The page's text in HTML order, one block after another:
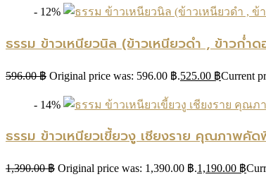
- 12%
ธรรม ข้าวเหนียวนิล (ข้าวเหนียวดำ , ข้าวก่
596.00฿ Original price was: 596.00 ฿.525.00 ฿Current
- 14%
ธรรม ข้าวเหนียวเขี้ยวงู เชียงราย คุณภาพ
1,390.00฿ Original price was: 1,390.00 ฿.1,190.00 ฿